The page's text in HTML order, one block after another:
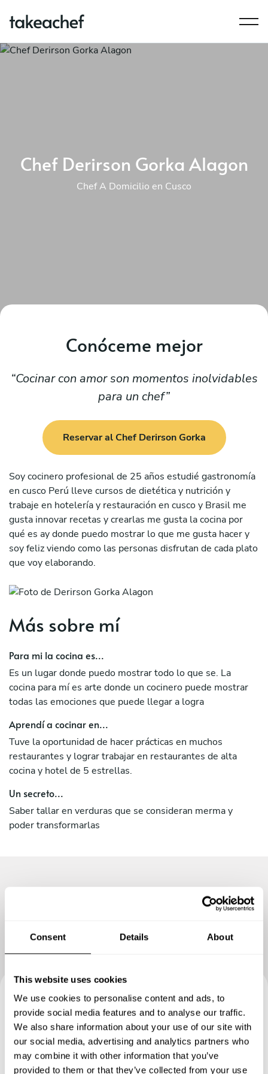
Consent Details About
This website uses cookies
We use cookies to personalise content and ads, to
provide social media features and to analyse our traffic.
We also share information about your use of our site with
our social media, advertising and analytics partners who
may combine it with other information that you’ve
provided to them or that they’ve collected from your use
Chef Derirson Gorka Alagon
Chef A Domicilio en Cusco
Conóceme mejor
Cocinar con amor son momentos inolvidables
para un chef
Reservar al Chef Derirson Gorka
Soy cocinero profesional de 25 años estudié gastronomía
en cusco Perú lleve cursos de dietética y nutrición y
trabaje en hotelería y restauración en cusco y Brasil me
gusta innovar recetas y crearlas me gusta la cocina por
qué es ay donde puedo mostrar lo que me gusta hacer y
soy feliz viendo como las personas disfrutan de cada plato
que voy elaborando.
Más sobre mí
Para mi la cocina es...
Es un lugar donde puedo mostrar todo lo que se. La
cocina para mí es arte donde un cocinero puede mostrar
todas las emociones que puede llegar a logra
Aprendí a cocinar en...
Tuve la oportunidad de hacer prácticas en muchos
restaurantes y lograr trabajar en restaurantes de alta
cocina y hotel de 5 estrellas.
Un secreto...
Saber tallar en verduras que se consideran merma y
poder transformarlas
Reserva tu experiencia con
Derirson Gorka
Define los detalles de tu solicitud y nuestros Chefs te